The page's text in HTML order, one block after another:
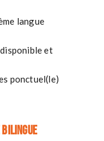
langue
disponible et
ponctuel(le)
bilingue